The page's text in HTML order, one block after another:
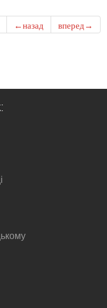
←назад вперед→